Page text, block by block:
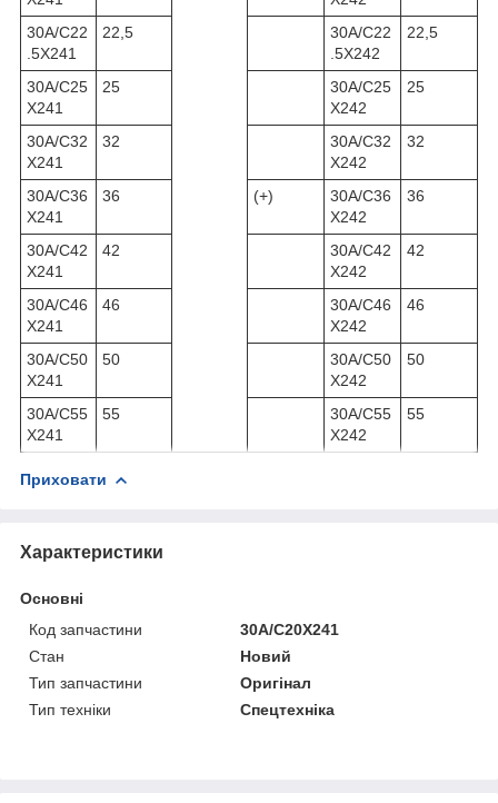
30A/C22
.5X241
22,5
30A/C22
.5X242
22,5
30A/C25
X241
25
30A/C25
X242
25
30A/C32
X241
32
30A/C32
X242
32
30A/C36
X241
36 (+)
30A/C36
X242
36
30A/C42
X241
42
30A/C42
X242
42
30A/C46
X241
46
30A/C46
X242
46
30A/C50
X241
50
30A/C50
X242
50
30A/C55
X241
55
30A/C55
X242
55
Приховати
Характеристики
Основні
Код запчастини
30A/C20X241
Стан
Новий
Тип запчастини
Оригінал
Тип техніки
Спецтехніка